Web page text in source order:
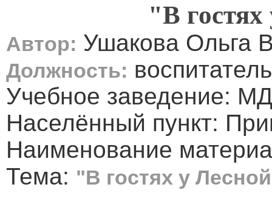
"В
Автор: Ушакова Ольга
Должность: воспитатель
Учебное заведение:
Населённый пункт:
Наименование
Тема: "В гостях у